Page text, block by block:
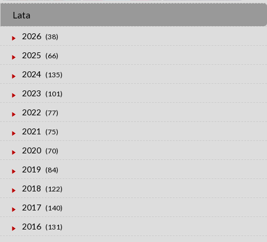
Lata
2026 (38)
2025 (66)
2024 (135)
2023 (101)
2022 (77)
2021 (75)
2020 (70)
2019 (84)
2018 (122)
2017 (140)
2016 (131)